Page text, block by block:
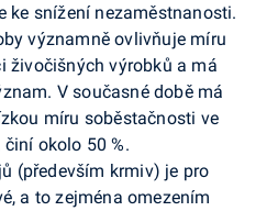
ke snížení nezaměstnanosti.
významně ovlivňuje míru
živočišných výrobků a má
V současné době má
míru soběstačnosti ve
okolo 50 %.
(především krmiv) je pro
a to zejména omezením